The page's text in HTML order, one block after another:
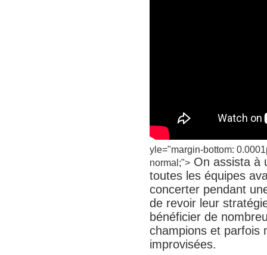
yle="margin-bottom:
normal;">On assista à
toutes les équipes
concerter pendant
de revoir leur
bénéficier de
champions et parfois
improvisées.